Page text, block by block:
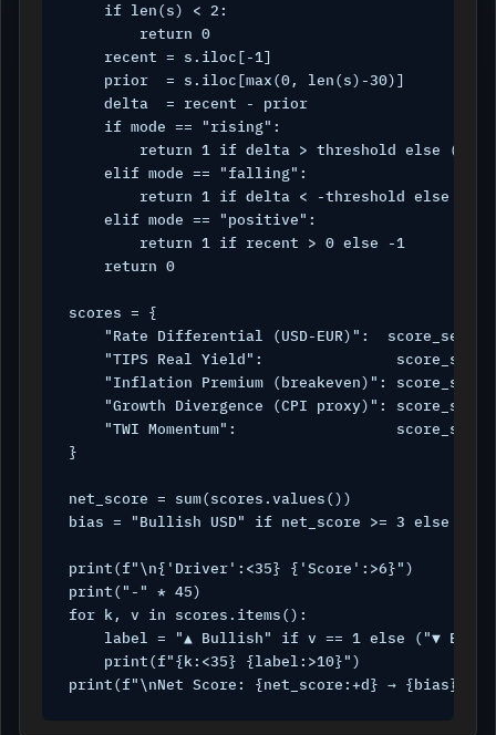
    if len(s) < 2:
        return 0
    recent = s.iloc[-1]
    prior  = s.iloc[max(0, len(s)-30)]
    delta  = recent - prior
    if mode == "rising":
return 1 if delta > threshold else (-1
    elif mode == "falling":
return 1 if delta < -threshold else (-1
    elif mode == "positive":
        return 1 if recent > 0 else -1
    return 0
scores = {
"Rate Differential (USD-EUR)":
"TIPS Real Yield":
"Inflation Premium (breakeven)":
"Growth Divergence (CPI proxy)":
"TWI Momentum":
}
net_score = sum(scores.values())
bias = "Bullish USD" if net_score >= 3 else
print(f"\n{'Driver':<35} {'Score':>6}")
print("-" * 45)
for k, v in scores.items():
label = "▲ Bullish" if v == 1 else ("▼
    print(f"{k:<35} {label:>10}")
print(f"\nNet Score: {net_score:+d} → {bias}")